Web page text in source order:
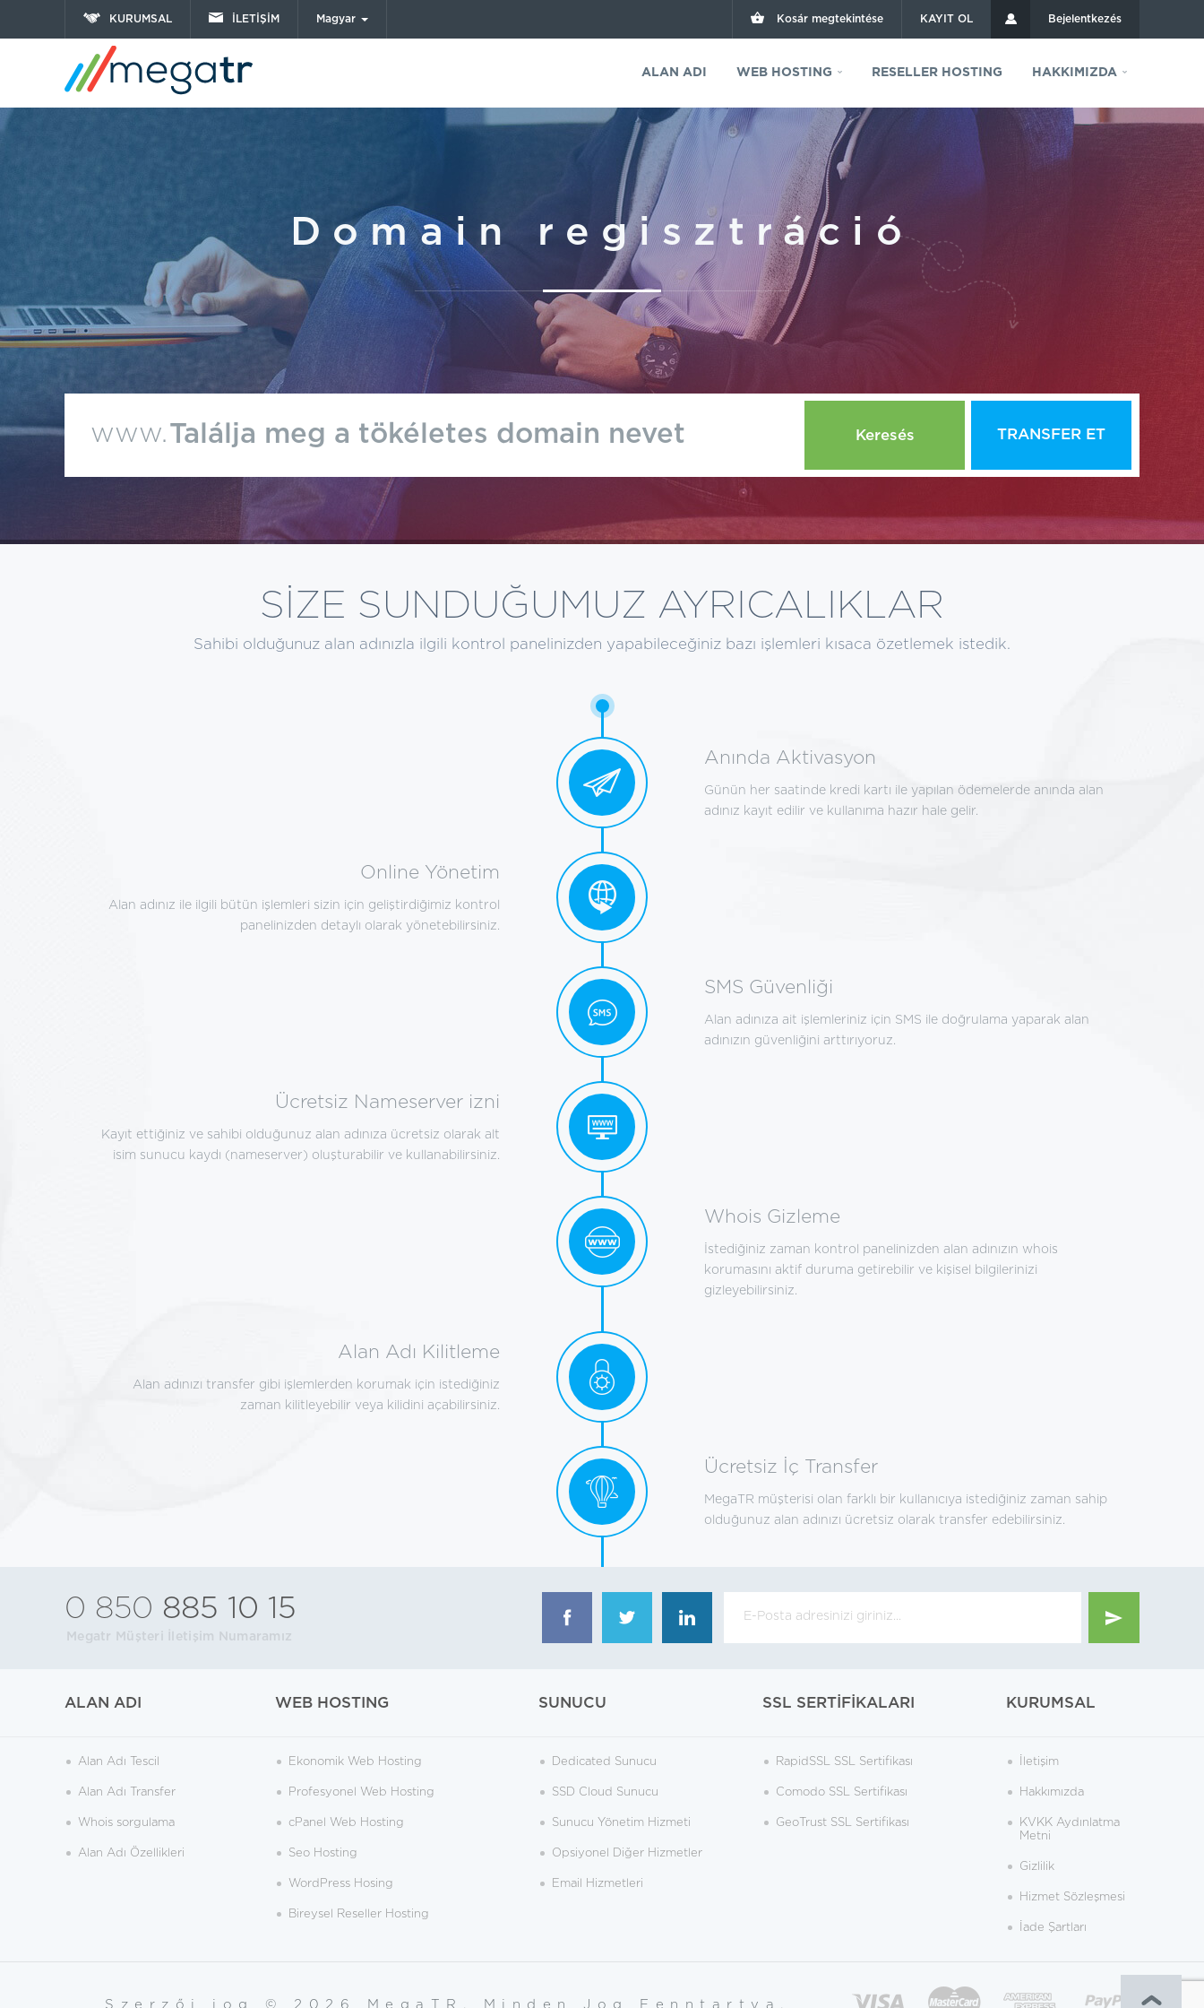
KURUMSAL İLETİŞİM Magyar Kosár megtekintése KAYIT OL Bejelentkezés
ALAN ADI WEB HOSTING RESELLER HOSTING HAKKIMIZDA
Domain regisztráció
Keresés TRANSFER ET
SİZE SUNDUĞUMUZ AYRICALIKLAR
Sahibi olduğunuz alan adınızla ilgili kontrol panelinizden yapabileceğiniz bazı işlemleri kısaca özetlemek istedik.
Anında Aktivasyon
Günün her saatinde kredi kartı ile yapılan ödemelerde anında alan
adınız kayıt edilir ve kullanıma hazır hale gelir.
Online Yönetim
Alan adınız ile ilgili bütün işlemleri sizin için geliştirdiğimiz kontrol
panelinizden detaylı olarak yönetebilirsiniz.
SMS Güvenliği
Alan adınıza ait işlemleriniz için SMS ile doğrulama yaparak alan
adınızın güvenliğini arttırıyoruz.
Ücretsiz Nameserver izni
Kayıt ettiğiniz ve sahibi olduğunuz alan adınıza ücretsiz olarak alt
isim sunucu kaydı (nameserver) oluşturabilir ve kullanabilirsiniz.
Whois Gizleme
İstediğiniz zaman kontrol panelinizden alan adınızın whois
korumasını aktif duruma getirebilir ve kişisel bilgilerinizi
gizleyebilirsiniz.
Alan Adı Kilitleme
Alan adınızı transfer gibi işlemlerden korumak için istediğiniz
zaman kilitleyebilir veya kilidini açabilirsiniz.
Ücretsiz İç Transfer
MegaTR müşterisi olan farklı bir kullanıcıya istediğiniz zaman sahip
olduğunuz alan adınızı ücretsiz olarak transfer edebilirsiniz.
0 850 885 10 15
Megatr Müşteri İletişim Numaramız
ALAN ADI
Alan Adı Tescil
Alan Adı Transfer
Whois sorgulama
Alan Adı Özellikleri
WEB HOSTING
Ekonomik Web Hosting
Profesyonel Web Hosting
cPanel Web Hosting
Seo Hosting
WordPress Hosing
Bireysel Reseller Hosting
SUNUCU
Dedicated Sunucu
SSD Cloud Sunucu
Sunucu Yönetim Hizmeti
Opsiyonel Diğer Hizmetler
Email Hizmetleri
SSL SERTİFİKALARI
RapidSSL SSL Sertifikası
Comodo SSL Sertifikası
GeoTrust SSL Sertifikası
KURUMSAL
İletişim
Hakkımızda
KVKK Aydınlatma
Metni
Gizlilik
Hizmet Sözleşmesi
İade Şartları
Szerzői jog © 2026 MegaTR. Minden Jog Fenntartva.